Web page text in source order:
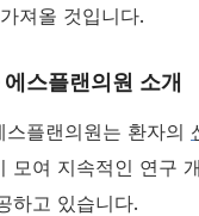
져올 것입니다.
스플랜의원 소개
플랜의원는 환자의
모여 지속적인 연구
하고 있습니다.